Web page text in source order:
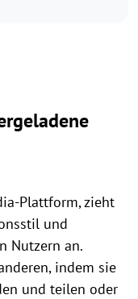
Plattform, zieht
und
Nutzern an.
indem sie
und teilen oder